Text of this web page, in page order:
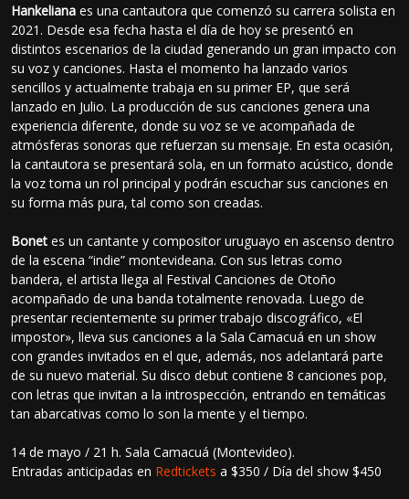
Hankeliana es una cantautora que comenzó su carrera solista en
2021. Desde esa fecha hasta el día de hoy se presentó en
distintos escenarios de la ciudad generando un gran impacto con
su voz y canciones. Hasta el momento ha lanzado varios
sencillos y actualmente trabaja en su primer EP, que será
lanzado en Julio. La producción de sus canciones genera una
experiencia diferente, donde su voz se ve acompañada de
atmósferas sonoras que refuerzan su mensaje. En esta ocasión,
la cantautora se presentará sola, en un formato acústico, donde
la voz toma un rol principal y podrán escuchar sus canciones en
su forma más pura, tal como son creadas.
Bonet es un cantante y compositor uruguayo en ascenso dentro
de la escena “indie” montevideana. Con sus letras como
bandera, el artista llega al Festival Canciones de Otoño
acompañado de una banda totalmente renovada. Luego de
presentar recientemente su primer trabajo discográfico, «El
impostor», lleva sus canciones a la Sala Camacuá en un show
con grandes invitados en el que, además, nos adelantará parte
de su nuevo material. Su disco debut contiene 8 canciones pop,
con letras que invitan a la introspección, entrando en temáticas
tan abarcativas como lo son la mente y el tiempo.
14 de mayo / 21 h. Sala Camacuá (Montevideo).
Entradas anticipadas en Redtickets a $350 / Día del show $450